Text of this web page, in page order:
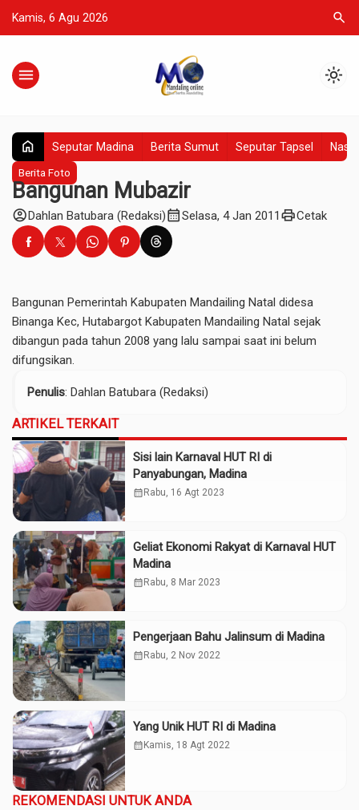
Kamis, 6 Agu 2026 search
menu light_mode
home Seputar Madina Berita Sumut Seputar Tapsel
Berita Foto
Bangunan Mubazir
account_circleDahlan Batubara (Redaksi)calendar_monthSelasa, 4 Jan 2011 printCetak
Bangunan Pemerintah Kabupaten Mandailing Natal didesa
Binanga Kec, Hutabargot Kabupaten Mandailing Natal sejak
dibangun pada tahun 2008 yang lalu sampai saat ini belum
difungsikan.
Penulis: Dahlan Batubara (Redaksi)
ARTIKEL TERKAIT
Sisi lain Karnaval HUT RI di
Panyabungan, Madina
calendar_month Rabu, 16 Agt 2023
Geliat Ekonomi Rakyat di Karnaval HUT
Madina
calendar_month Rabu, 8 Mar 2023
Pengerjaan Bahu Jalinsum di Madina
calendar_month Rabu, 2 Nov 2022
Yang Unik HUT RI di Madina
calendar_month Kamis, 18 Agt 2022
REKOMENDASI UNTUK ANDA